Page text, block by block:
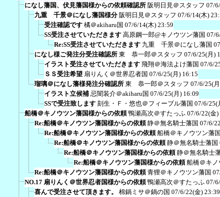
になし藩国、伏見藩国様からの依頼確認所 阪明日見＠スタッフ 07/
九重 千景＠になし藩国様分 阪明日見＠スタッフ 07/6/14(木)
受注確認です 橘＠akiharu国 07/6/14(木) 23:59
SS受注させていただきます 高原鋼一郎@キノウツン藩国 07/
Re:SS受注させていただきます 九重 千景＠になし藩国
になし様ご発注分受注確認所 東 恭一郎＠スタッフ 07/6/25(月)
イラスト受注させていただきます 飛翔＠海法よけ藩国 07/6/
ＳＳ受注希望 扇りんく＠世界忍者国 07/6/25(月) 16:15
瑠璃＠になし藩様発注分確認所 東 恭一郎＠スタッフ 07/6/25(
イラスト立候補 忌闇装介＠akiharu国 07/6/25(月) 16:09
SSで受注致します 刻生・Ｆ・悠也＠フィーブル藩国 07/6/25(
船橋＠キノウツン藩国様からの依頼 鴨瀬高次＠すたっふ 07/6/22(金)
Re:船橋＠キノウツン藩国様からの依頼 静＠無名騎士藩国 07/6/
Re:船橋＠キノウツン藩国様からの依頼 船橋＠キノウツン藩
Re:船橋＠キノウツン藩国様からの依頼 静＠無名騎士藩国
Re:船橋＠キノウツン藩国様からの依頼 静＠無名騎士
Re:船橋＠キノウツン藩国様からの依頼 船橋＠キ
Re:船橋＠キノウツン藩国様からの依頼 青狸＠キノウツン藩国
NO.17 扇りんく＠世界忍者国様からの依頼 鴨瀬高次＠すたっふ 07/
喜んで受注させて頂きます。
棉鍋ミサ＠鍋の国 07/6/22(金) 23:39